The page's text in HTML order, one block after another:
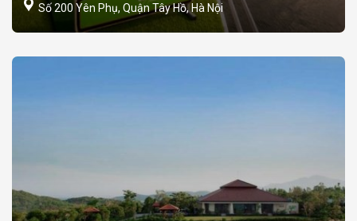
Số 200 Yên Phụ, Quận Tây Hồ, Hà Nội